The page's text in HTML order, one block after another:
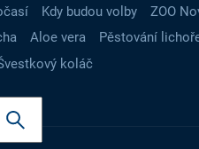
Kdy budou volby
ZOO
Aloe vera
Pěstování
koláč